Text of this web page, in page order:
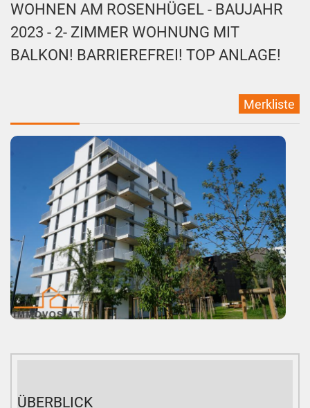
WOHNEN AM ROSENHÜGEL - BAUJAHR
2023 - 2- ZIMMER WOHNUNG MIT
BALKON! BARRIEREFREI! TOP ANLAGE!
Merkliste
ÜBERBLICK